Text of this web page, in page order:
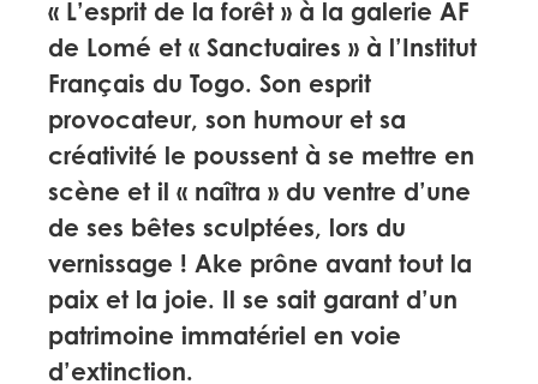
« L’esprit de la forêt » à la galerie AF
de Lomé et « Sanctuaires » à l’Institut
Français du Togo. Son esprit
provocateur, son humour et sa
créativité le poussent à se mettre en
scène et il « naîtra » du ventre d’une
de ses bêtes sculptées, lors du
vernissage ! Ake prône avant tout la
paix et la joie. Il se sait garant d’un
patrimoine immatériel en voie
d’extinction.